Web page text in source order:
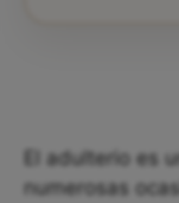
El adulterio es
numerosas